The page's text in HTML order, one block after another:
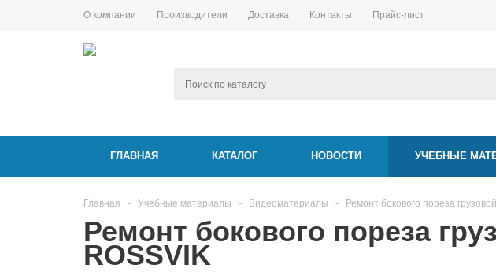
О компании Производители Доставка Контакты Прайс-лист
ГЛАВНАЯ КАТАЛОГ НОВОСТИ УЧЕБНЫЕ
Главная - Учебные материалы - Видеоматериалы - Ремонт бокового пореза
Ремонт бокового пореза
ROSSVIK